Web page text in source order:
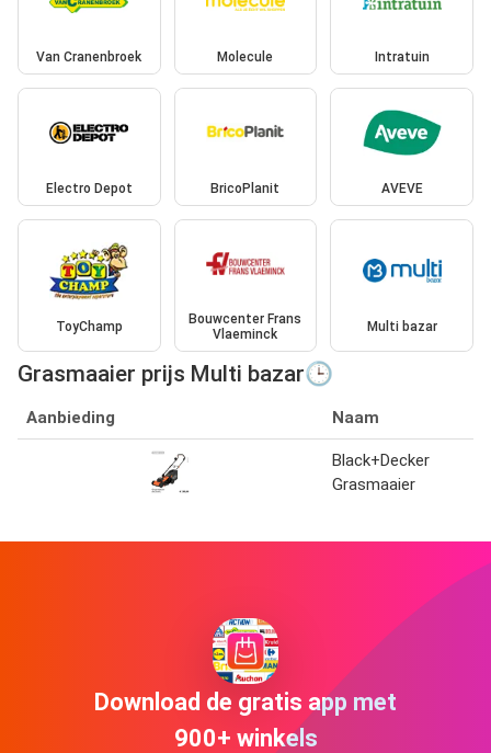
Van Cranenbroek Molecule Intratuin
Electro Depot BricoPlanit AVEVE
ToyChamp
Bouwcenter Frans
Vlaeminck
Multi bazar
Grasmaaier prijs Multi bazar🕒
Aanbieding Naam
Black+Decker
Grasmaaier
Download de gratis app met
900+ winkels